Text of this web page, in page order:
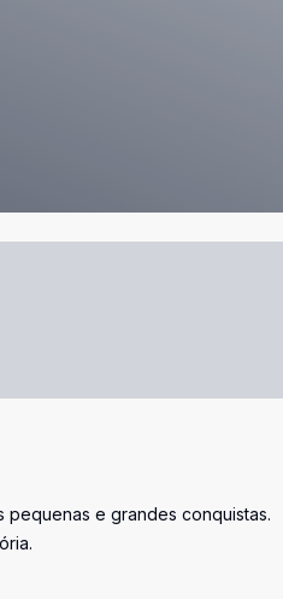
pequenas e grandes conquistas.